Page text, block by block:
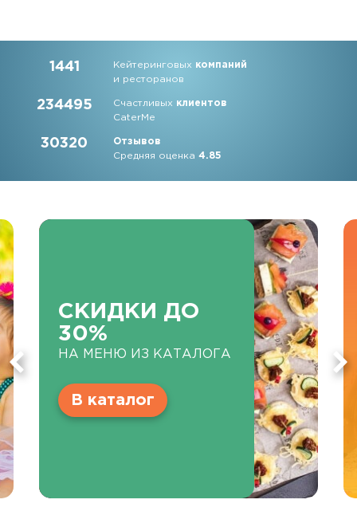
1441 Кейтеринговых компаний
и ресторанов
234495 Счастливых клиентов
CaterMe
30320
Отзывов
Средняя оценка4.85
СКИДКИ ДО
30%
НА МЕНЮ ИЗ КАТАЛОГА
В каталог